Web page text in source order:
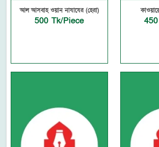
আল আসবাহ ওয়ান নাযাযের (হেরা)
500 Tk/Piece